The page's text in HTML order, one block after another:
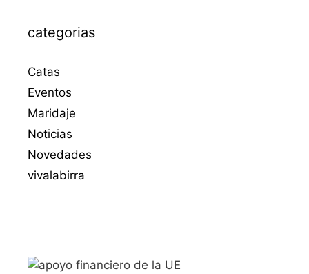
categorias
Catas
Eventos
Maridaje
Noticias
Novedades
vivalabirra